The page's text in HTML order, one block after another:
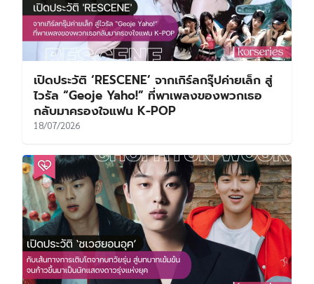
เปิดประวัติ ‘RESCENE’ จากเกิร์ลกรุ๊ปค่ายเล็ก สู่
ไวรัล “Geoje Yaho!” ที่พาเพลงของพวกเธอ
กลับมาครองใจแฟน K-POP
18/07/2026